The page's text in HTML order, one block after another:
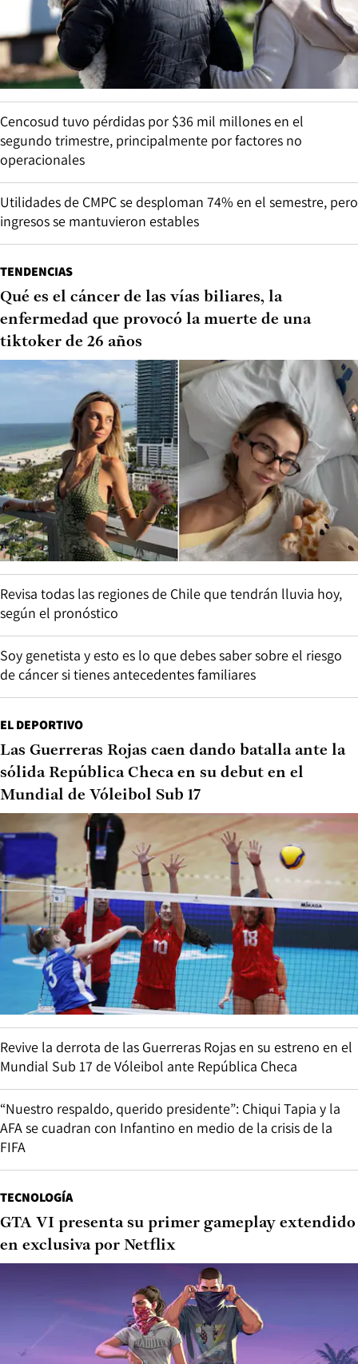
Cencosud tuvo pérdidas por $36 mil millones en el
segundo trimestre, principalmente por factores no
operacionales
Utilidades de CMPC se desploman 74% en el semestre, pero
ingresos se mantuvieron estables
TENDENCIAS
Qué es el cáncer de las vías biliares, la
enfermedad que provocó la muerte de una
tiktoker de 26 años
Revisa todas las regiones de Chile que tendrán lluvia hoy,
según el pronóstico
Soy genetista y esto es lo que debes saber sobre el riesgo
de cáncer si tienes antecedentes familiares
EL DEPORTIVO
Las Guerreras Rojas caen dando batalla ante la
sólida República Checa en su debut en el
Mundial de Vóleibol Sub 17
Revive la derrota de las Guerreras Rojas en su estreno en el
Mundial Sub 17 de Vóleibol ante República Checa
“Nuestro respaldo, querido presidente”: Chiqui Tapia y la
AFA se cuadran con Infantino en medio de la crisis de la
FIFA
TECNOLOGÍA
GTA VI presenta su primer gameplay extendido
en exclusiva por Netflix